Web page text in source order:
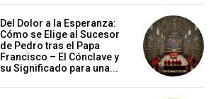
Del Dolor a la Esperanza:
Cómo se Elige al Sucesor
de Pedro tras el Papa
Francisco – El Cónclave y
su Significado para una...